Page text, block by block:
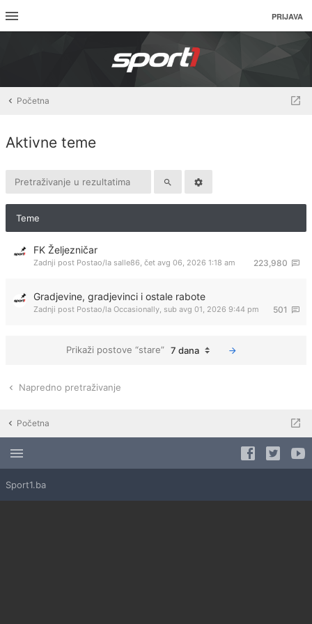
PRIJAVA
Početna
Aktivne teme
Teme
FK Željezničar
223,980
Zadnji post Postao/la salle86, čet avg 06, 2026 1:18 am
Gradjevine, gradjevinci i ostale rabote
501
Zadnji post Postao/la Occasionally, sub avg 01, 2026 9:44 pm
Prikaži postove “stare” 7 dana
Napredno pretraživanje
Početna
Sport1.ba